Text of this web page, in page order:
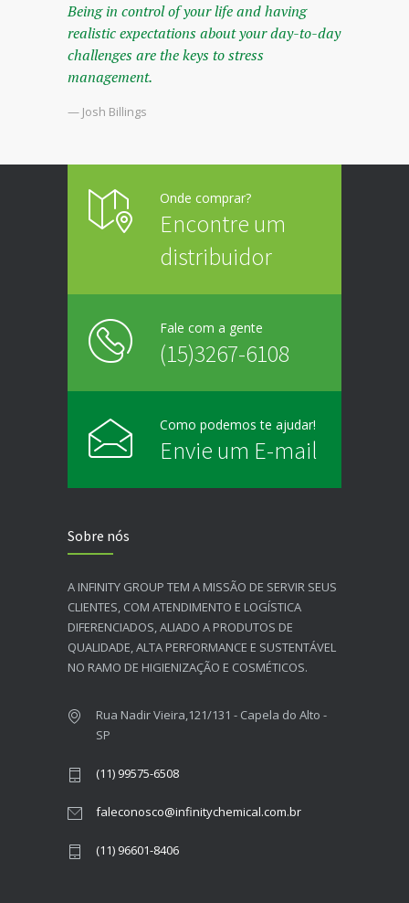
Being in control of your life and having
realistic expectations about your day-to-day
challenges are the keys to stress
management.
— Josh Billings
Onde comprar?
Encontre um
distribuidor
Fale com a gente
(15)3267-6108
Como podemos te ajudar!
Envie um E-mail
Sobre nós
A INFINITY GROUP TEM A MISSÃO DE SERVIR SEUS
CLIENTES, COM ATENDIMENTO E LOGÍSTICA
DIFERENCIADOS, ALIADO A PRODUTOS DE
QUALIDADE, ALTA PERFORMANCE E SUSTENTÁVEL
NO RAMO DE HIGIENIZAÇÃO E COSMÉTICOS.​
Rua Nadir Vieira,121/131 - Capela do Alto -
SP
(11) 99575-6508
faleconosco@infinitychemical.com.br
(11) 96601-8406